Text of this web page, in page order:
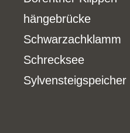
hängebrücke
Schwarzachklamm
Schrecksee
Sylvensteigspeicher